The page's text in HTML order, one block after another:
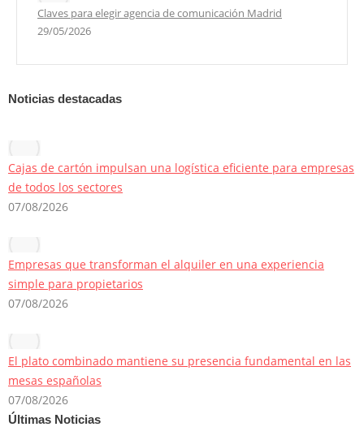
Claves para elegir agencia de comunicación Madrid
29/05/2026
Noticias destacadas
Cajas de cartón impulsan una logística eficiente para empresas
de todos los sectores
07/08/2026
Empresas que transforman el alquiler en una experiencia
simple para propietarios
07/08/2026
El plato combinado mantiene su presencia fundamental en las
mesas españolas
07/08/2026
Últimas Noticias